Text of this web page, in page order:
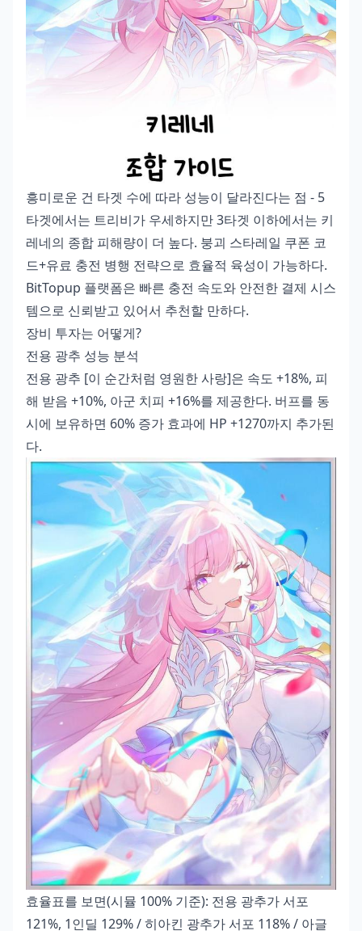
흥미로운 건 타겟 수에 따라 성능이 달라진다는 점 - 5
타겟에서는 트리비가 우세하지만 3타겟 이하에서는 키
레네의 종합 피해량이 더 높다. 붕괴 스타레일 쿠폰 코
드+유료 충전 병행 전략으로 효율적 육성이 가능하다.
BitTopup 플랫폼은 빠른 충전 속도와 안전한 결제 시스
템으로 신뢰받고 있어서 추천할 만하다.
장비 투자는 어떻게?
전용 광추 성능 분석
전용 광추 [이 순간처럼 영원한 사랑]은 속도 +18%, 피
해 받음 +10%, 아군 치피 +16%를 제공한다. 버프를 동
시에 보유하면 60% 증가 효과에 HP +1270까지 추가된
다.
효율표를 보면(시뮬 100% 기준): 전용 광추가 서포
121%, 1인딜 129% / 히아킨 광추가 서포 118% / 아글